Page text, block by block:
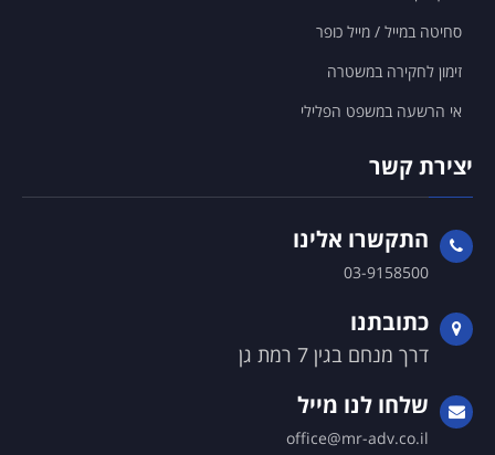
סחיטה במייל / מייל כופר
זימון לחקירה במשטרה
אי הרשעה במשפט הפלילי
יצירת קשר
התקשרו אלינו
03-9158500
כתובתנו
דרך מנחם בגין 7 רמת גן
שלחו לנו מייל
office@mr-adv.co.il